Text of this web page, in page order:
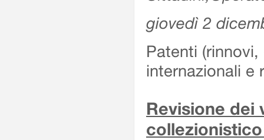
giovedì 2
Patenti
internazionali e
Revisione dei